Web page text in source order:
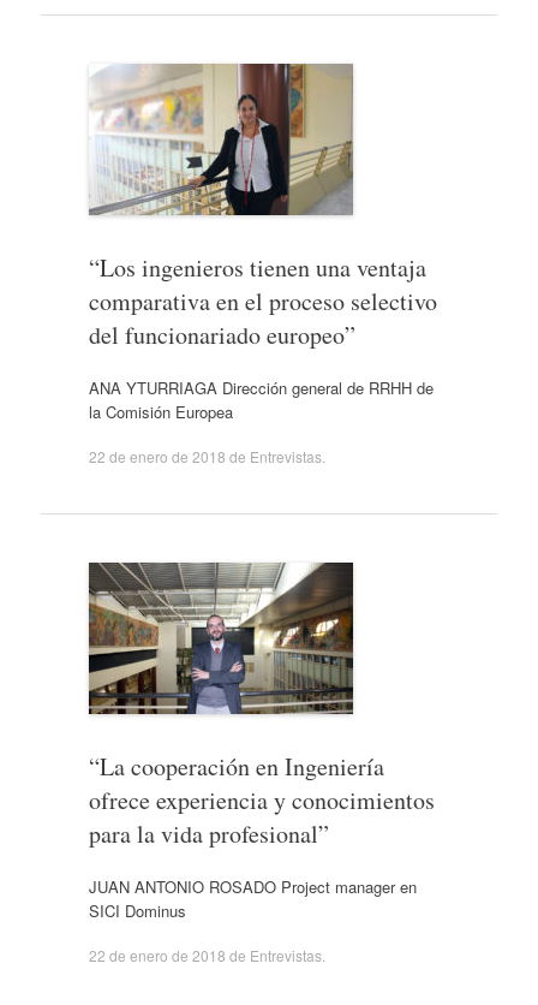
“Los ingenieros tienen una ventaja
comparativa en el proceso selectivo
del funcionariado europeo”
ANA YTURRIAGA Dirección general de RRHH de
la Comisión Europea
22 de enero de 2018 de Entrevistas.
“La cooperación en Ingeniería
ofrece experiencia y conocimientos
para la vida profesional”
JUAN ANTONIO ROSADO Project manager en
SICI Dominus
22 de enero de 2018 de Entrevistas.